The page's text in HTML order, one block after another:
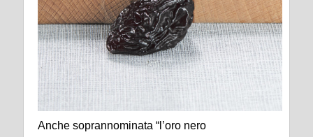
Anche soprannominata “l’oro nero